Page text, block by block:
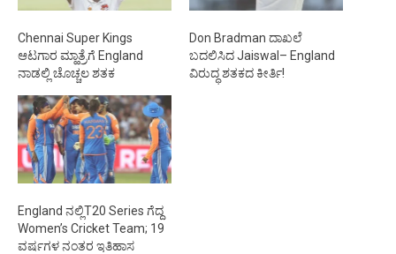
Chennai Super Kings
ಆಟಗಾರ ಮ್ಹಾತ್ರೆಗೆ England
ನಾಡಲ್ಲಿ ಚೊಚ್ಚಲ ಶತಕ
Don Bradman ದಾಖಲೆ
ಬದಲಿಸಿದ Jaiswal– England
ವಿರುದ್ಧ ಶತಕದ ಕೀರ್ತಿ!
England ನಲ್ಲಿT20 Series ಗೆದ್ದ
Women’s Cricket Team; 19
ವರ್ಷಗಳ ನಂತರ ಇತಿಹಾಸ